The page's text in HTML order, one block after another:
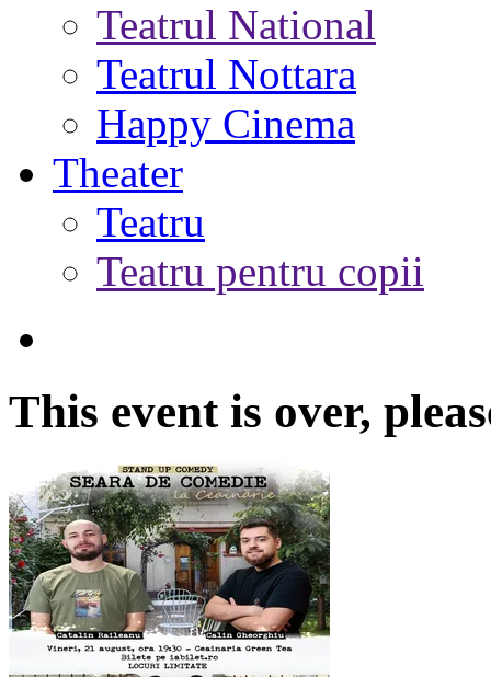
Teatrul National
Teatrul Nottara
Happy Cinema
Theater
Teatru
Teatru pentru copii
This event is over,